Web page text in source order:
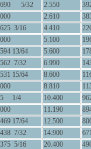
5/32
2.550
2.610
3/16
4.410
5.100
13/64
5.600
7/32
6.990
15/64
8.600
8.810
1/4
10.400
11.190
17/64
12.500
7/32
14.900
5/16
20.400